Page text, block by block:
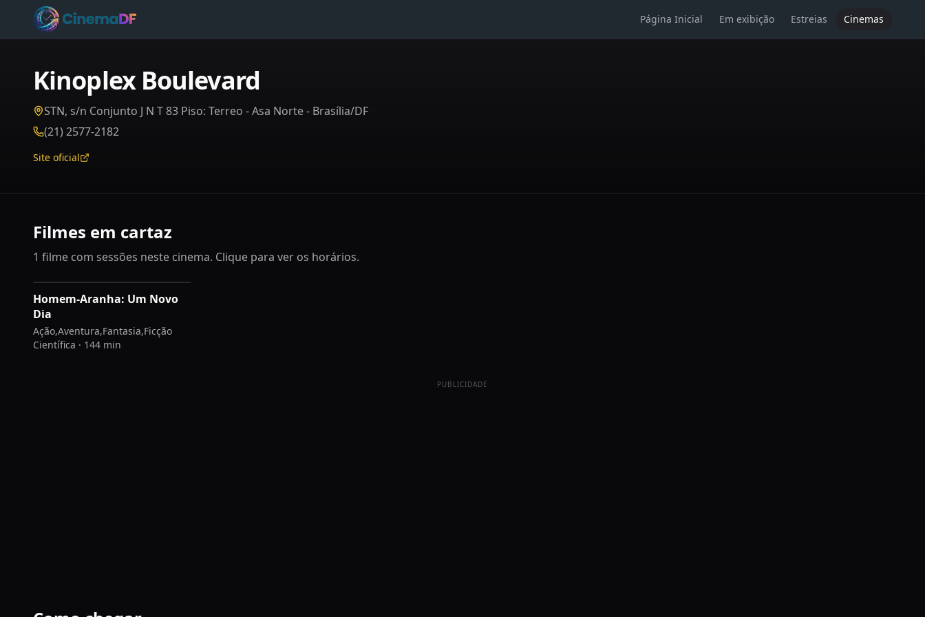
Página Inicial Em exibição Estreias Cinemas
Kinoplex Boulevard
STN, s/n Conjunto J N T 83 Piso: Terreo - Asa Norte - Brasília/DF
(21) 2577-2182
Site oficial
Filmes em cartaz
1 filme com sessões neste cinema. Clique para ver os horários.
Homem-Aranha: Um Novo
Dia
Ação,Aventura,Fantasia,Ficção
Científica · 144 min
PUBLICIDADE